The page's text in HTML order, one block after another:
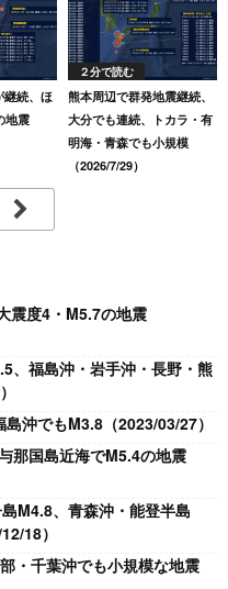
継続、ほ
地震
２分で読む
熊本周辺で群発地震継続、
大分でも連続、トカラ・有
明海・青森でも小規模
（2026/7/29）
震度4・M5.7の地震
、福島沖・岩手沖・長野・熊
沖でもM3.8（2023/03/27）
那国島近海でM5.4の地震
M4.8、青森沖・能登半島
18）
・千葉沖でも小規模な地震